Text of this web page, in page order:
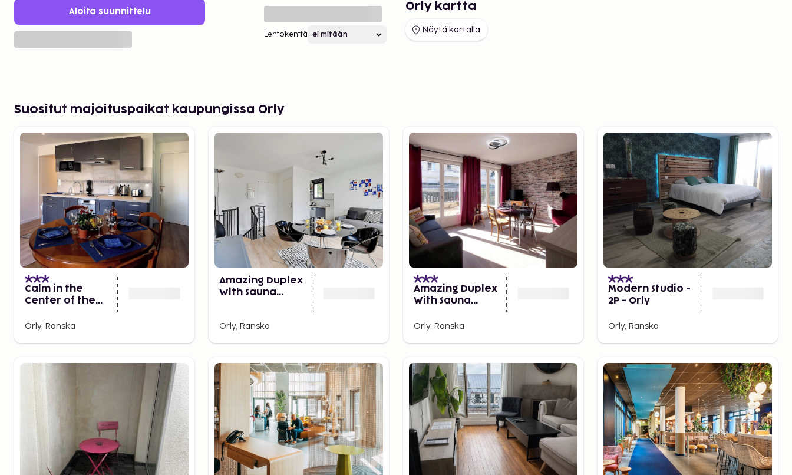
Aloita suunnittelu
Lentokenttä
Orly kartta
Näytä kartalla
Suositut majoituspaikat kaupungissa Orly
Calm in the
Center of the
Orly, Ranska
Amazing Duplex
With Sauna
of Orly
Orly, Ranska
Amazing Duplex
With Sauna
Heart of Orly,
Orly, Ranska
Modern Studio -
2P - Orly
Orly, Ranska